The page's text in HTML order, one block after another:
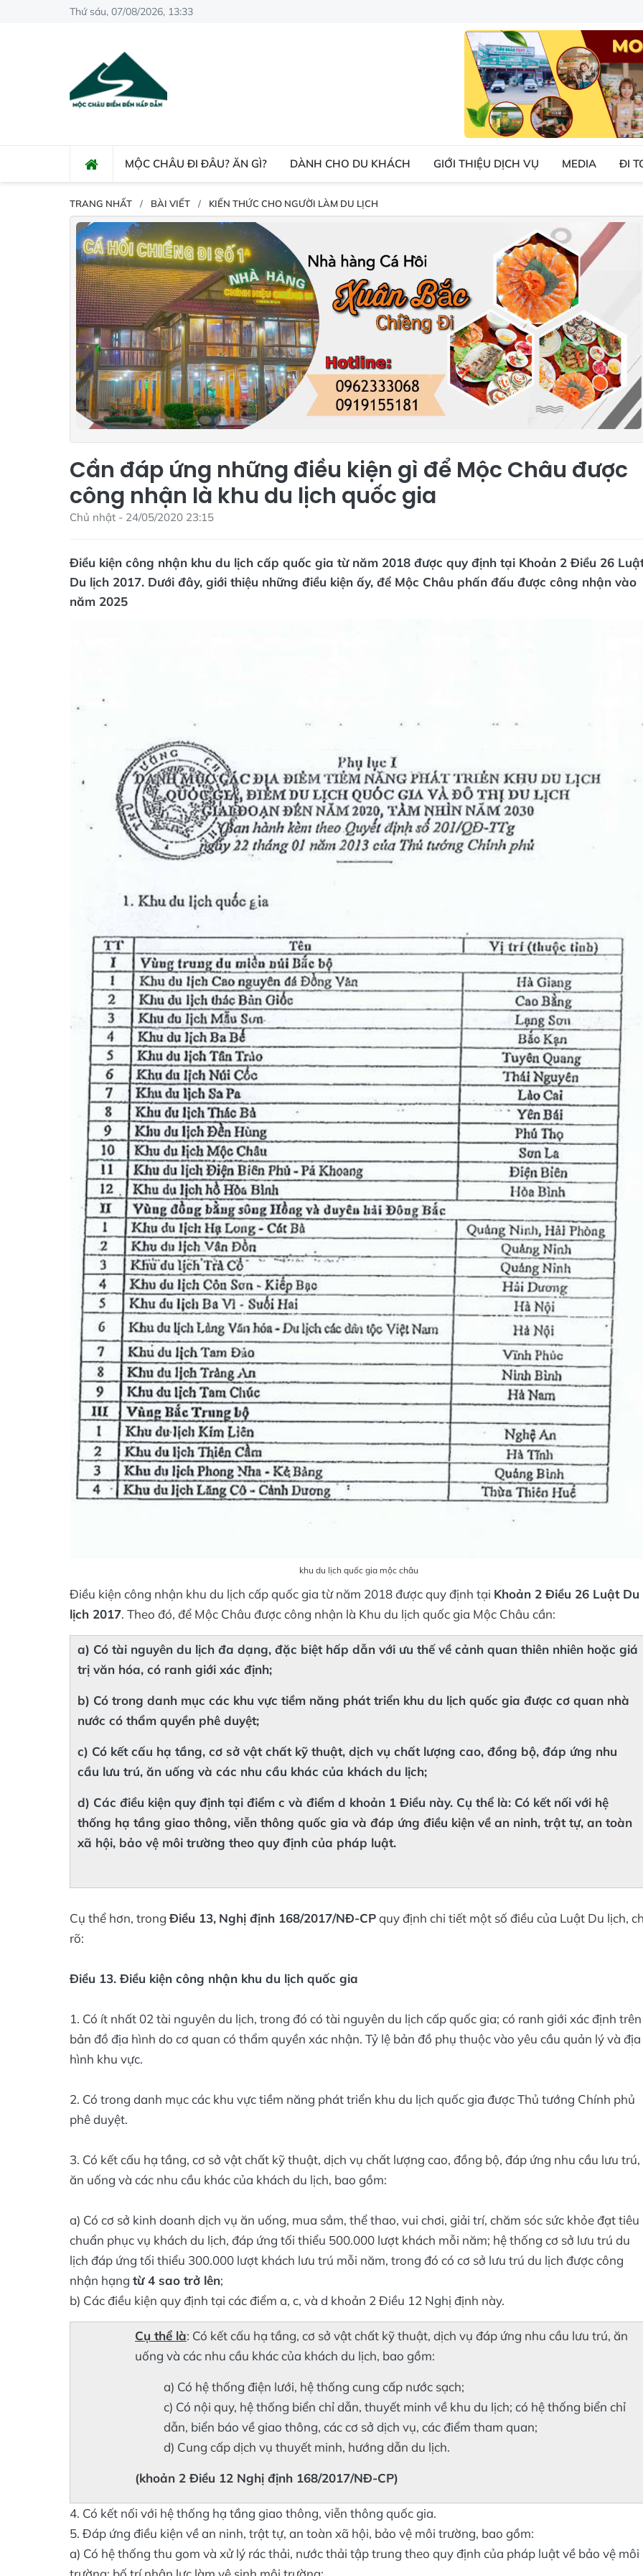
Thứ sáu, 07/08/2026, 13:33
MỘC CHÂU ĐI ĐÂU? ĂN GÌ? DÀNH CHO DU KHÁCH GIỚI THIỆU DỊCH VỤ MEDIA ĐI
TRANG NHẤT BÀI VIẾT KIẾN THỨC CHO NGƯỜI LÀM DU LỊCH
Cần đáp ứng những điều kiện gì để Mộc Châu được
công nhận là khu du lịch quốc gia
Chủ nhật - 24/05/2020 23:15
Điều kiện công nhận khu du lịch cấp quốc gia từ năm 2018 được quy định tại Khoản 2 Điều 26
Du lịch 2017. Dưới đây, giới thiệu những điều kiện ấy, để Mộc Châu phấn đấu được công nhận vào
năm 2025
khu du lịch quốc gia mộc châu
Điều kiện công nhận khu du lịch cấp quốc gia từ năm 2018 được quy định tại Khoản 2 Điều 26 Luật Du
lịch 2017. Theo đó, để Mộc Châu được công nhận là Khu du lịch quốc gia Mộc Châu cần:
a) Có tài nguyên du lịch đa dạng, đặc biệt hấp dẫn với ưu thế về cảnh quan thiên nhiên hoặc giá
trị văn hóa, có ranh giới xác định;
b) Có trong danh mục các khu vực tiềm năng phát triển khu du lịch quốc gia được cơ quan nhà
nước có thẩm quyền phê duyệt;
c) Có kết cấu hạ tầng, cơ sở vật chất kỹ thuật, dịch vụ chất lượng cao, đồng bộ, đáp ứng nhu
cầu lưu trú, ăn uống và các nhu cầu khác của khách du lịch;
d) Các điều kiện quy định tại điểm c và điểm d khoản 1 Điều này. Cụ thể là: Có kết nối với hệ
thống hạ tầng giao thông, viễn thông quốc gia và đáp ứng điều kiện về an ninh, trật tự, an toàn
xã hội, bảo vệ môi trường theo quy định của pháp luật.
Cụ thể hơn, trong Điều 13, Nghị định 168/2017/NĐ-CPquy định chi tiết một số điều của Luật Du lịch,
rõ:
Điều 13. Điều kiện công nhận khu du lịch quốc gia
1. Có ít nhất 02 tài nguyên du lịch, trong đó có tài nguyên du lịch cấp quốc gia; có ranh giới xác định trên
bản đồ địa hình do cơ quan có thẩm quyền xác nhận. Tỷ lệ bản đồ phụ thuộc vào yêu cầu quản lý và địa
hình khu vực.
2. Có trong danh mục các khu vực tiềm năng phát triển khu du lịch quốc gia được Thủ tướng Chính phủ
phê duyệt.
3. Có kết cấu hạ tầng, cơ sở vật chất kỹ thuật, dịch vụ chất lượng cao, đồng bộ, đáp ứng nhu cầu lưu trú,
ăn uống và các nhu cầu khác của khách du lịch, bao gồm:
a) Có cơ sở kinh doanh dịch vụ ăn uống, mua sắm, thể thao, vui chơi, giải trí, chăm sóc sức khỏe đạt tiêu
chuẩn phục vụ khách du lịch, đáp ứng tối thiểu 500.000 lượt khách mỗi năm; hệ thống cơ sở lưu trú du
lịch đáp ứng tối thiểu 300.000 lượt khách lưu trú mỗi năm, trong đó có cơ sở lưu trú du lịch được công
nhận hạng từ 4 sao trở lên;
b) Các điều kiện quy định tại các điểm a, c, và d khoản 2 Điều 12 Nghị định này.
Cụ thể là: Có kết cấu hạ tầng, cơ sở vật chất kỹ thuật, dịch vụ đáp ứng nhu cầu lưu trú, ăn
uống và các nhu cầu khác của khách du lịch, bao gồm:
a) Có hệ thống điện lưới, hệ thống cung cấp nước sạch;
c) Có nội quy, hệ thống biển chỉ dẫn, thuyết minh về khu du lịch; có hệ thống biển chỉ
dẫn, biển báo về giao thông, các cơ sở dịch vụ, các điểm tham quan;
d) Cung cấp dịch vụ thuyết minh, hướng dẫn du lịch.
(khoản 2 Điều 12 Nghị định 168/2017/NĐ-CP)
4. Có kết nối với hệ thống hạ tầng giao thông, viễn thông quốc gia.
5. Đáp ứng điều kiện về an ninh, trật tự, an toàn xã hội, bảo vệ môi trường, bao gồm:
a) Có hệ thống thu gom và xử lý rác thải, nước thải tập trung theo quy định của pháp luật về bảo vệ môi